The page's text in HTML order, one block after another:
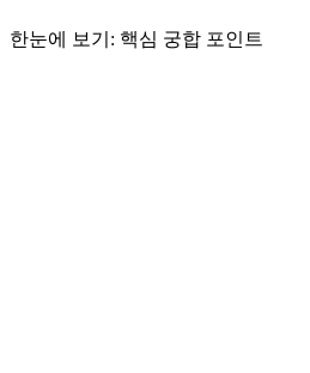
한눈에 보기: 핵심 궁합 포인트